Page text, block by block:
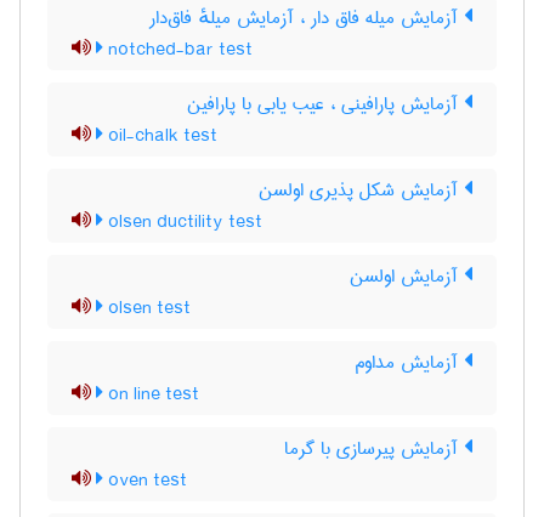
آزمایش میله فاق دار ، آزمایش میلهٔ فاق‌دار
notched-bar test
آزمایش پارافینی ، عیب یابی با پارافین
oil-chalk test
آزمایش شکل پذیری اولسن
olsen ductility test
آزمایش اولسن
olsen test
آزمایش مداوم
on line test
آزمایش پیرسازی با گرما
oven test